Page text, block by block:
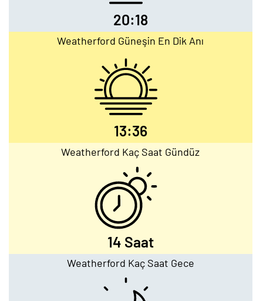
20:18
Weatherford Güneşin En Dik Anı
13:36
Weatherford Kaç Saat Gündüz
14 Saat
Weatherford Kaç Saat Gece